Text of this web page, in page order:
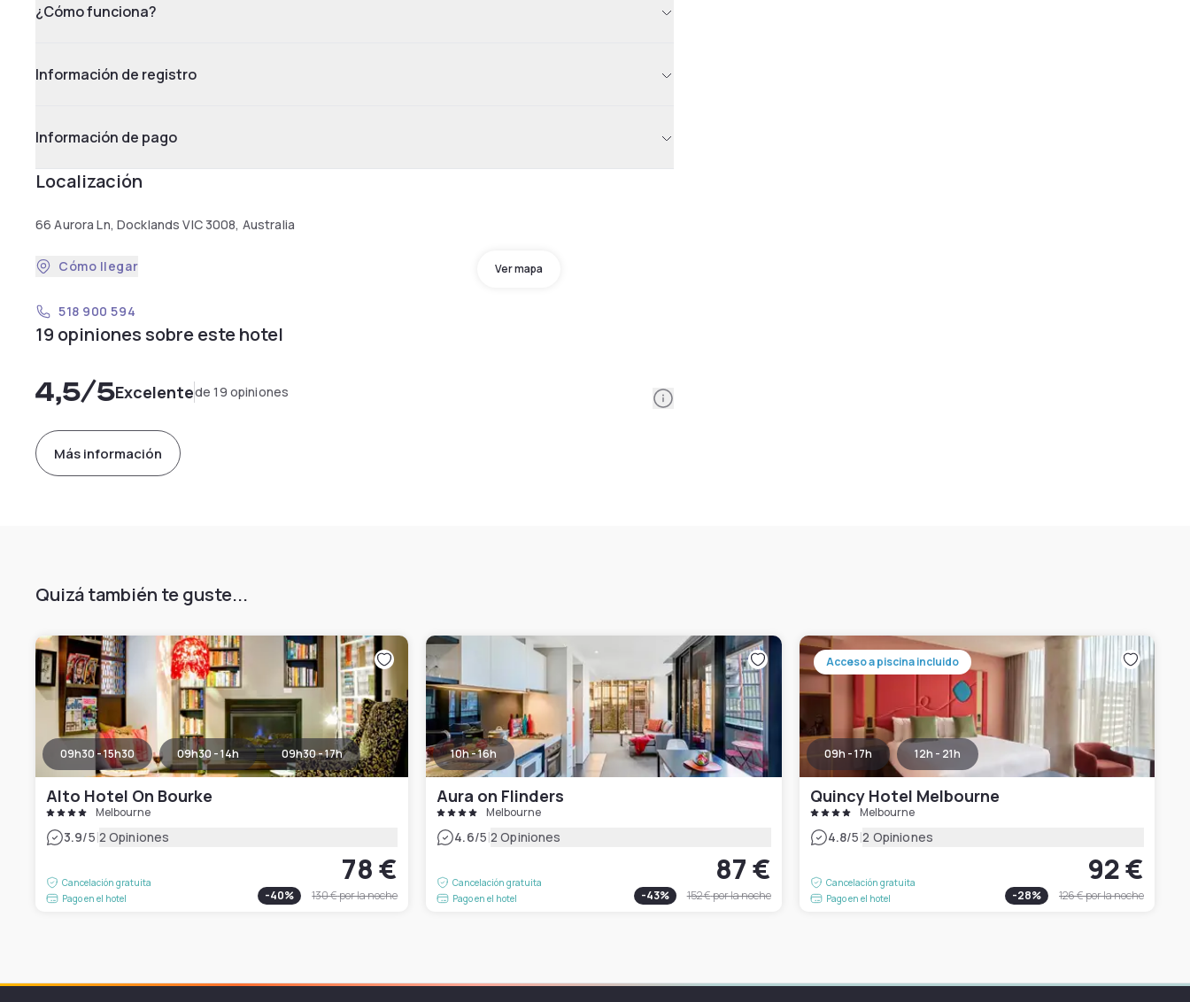
¿Cómo funciona?
Información de registro
Información de pago
Localización
66 Aurora Ln, Docklands VIC 3008, Australia
Ver mapa
Cómo llegar
518 900 594
19 opiniones sobre este hotel
4,5/5Excelentede 19 opiniones Information
Más información
Quizá también te guste...
09h30 - 15h30 09h30 - 14h 09h30 - 17h
Alto Hotel On Bourke
Melbourne
3.9/5|2 Opiniones
Cancelación gratuita
Pago en el hotel
78 €
-40% 130 €por la noche
10h - 16h
Aura on Flinders
Melbourne
4.6/5|2 Opiniones
Cancelación gratuita
Pago en el hotel
87 €
-43% 152 €por la noche
Acceso a piscina incluido
09h - 17h 12h - 21h
Quincy Hotel Melbourne
Melbourne
4.8/5|2 Opiniones
Cancelación gratuita
Pago en el hotel
92 €
-28% 126 €por la noche